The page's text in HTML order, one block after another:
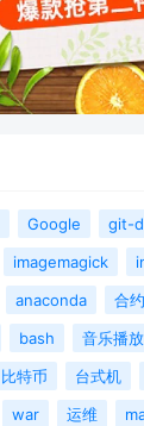
Google git-
imagemagick
anaconda 合
bash 音乐播
比特币 台式机
war 运维